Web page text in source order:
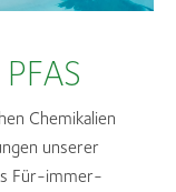
Chemikalien
unserer
Für-immer-